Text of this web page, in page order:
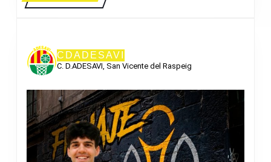
MÁS
CDADESAVI
C. D.ADESAVI, San Vicente del Raspeig